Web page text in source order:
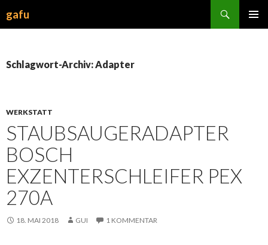
gafu
Schlagwort-Archiv: Adapter
WERKSTATT
STAUBSAUGERADAPTER
BOSCH
EXZENTERSCHLEIFER PEX
270A
18. MAI 2018 GUI 1 KOMMENTAR